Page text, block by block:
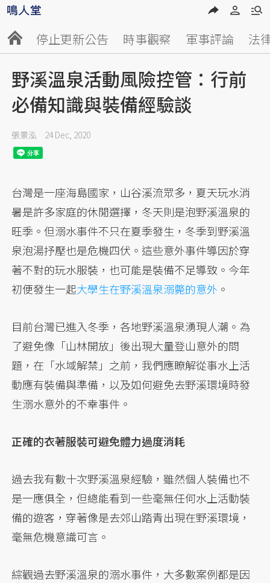
停止更新公告 時事觀察 軍事評論 法
野溪溫泉活動風險控管：行前
必備知識與裝備經驗談
張景泓 24 Dec, 2020
台灣是一座海島國家，山谷溪流眾多，夏天玩水消
暑是許多家庭的休閒選擇，冬天則是泡野溪溫泉的
旺季。但溺水事件不只在夏季發生，冬季到野溪溫
泉泡湯抒壓也是危機四伏。這些意外事件導因於穿
著不對的玩水服裝，也可能是裝備不足導致。今年
初便發生一起大學生在野溪溫泉溺斃的意外 。
目前台灣已進入冬季，各地野溪溫泉湧現人潮。為
了避免像「山林開放」後出現大量登山意外的問
題，在「水域解禁」之前，我們應瞭解從事水上活
動應有裝備與準備，以及如何避免去野溪環境時發
生溺水意外的不幸事件。
正確的衣著服裝可避免體力過度消耗
過去我有數十次野溪溫泉經驗，雖然個人裝備也不
是一應俱全，但總能看到一些毫無任何水上活動裝
備的遊客，穿著像是去郊山踏青出現在野溪環境，
毫無危機意識可言。
綜觀過去野溪溫泉的溺水事件，大多數案例都是因